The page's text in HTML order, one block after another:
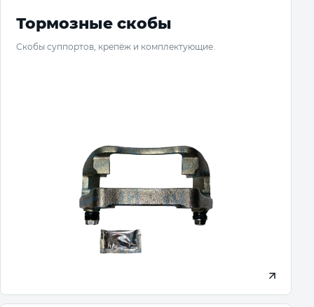
Тормозные скобы
Скобы суппортов, крепёж и комплектующие.